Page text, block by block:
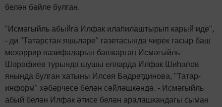
белән бәйле булган.
"Исмәгыйль абыйга Илфак илаһилаштырып карый иде",
- ди "Татарстан яшьләре" газетасында чирек гасыр баш
мөхәррир вазифаларын башкарган Исмәгыйль
Шәрәфиев турында шушы елларда Илфак Шиһапов
янында булган хатыны Илсөя Бәдретдинова, "Татар-
информ" хәбәрчесе белән сөйләшкәндә. - Исмәгыйль
абый белән Илфак әтисе белән аралашкандагы сыман